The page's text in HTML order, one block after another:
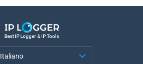
Best IP Logger & IP Tools
Italiano